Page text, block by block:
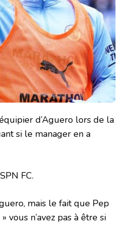
d’Aguero lors de la
si le manager en a
FC.
mais le fait que Pep
vous n’avez pas à être si